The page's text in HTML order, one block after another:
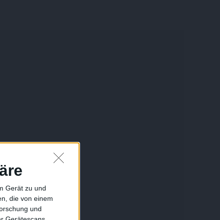
Gerät zu und
die von einem
und